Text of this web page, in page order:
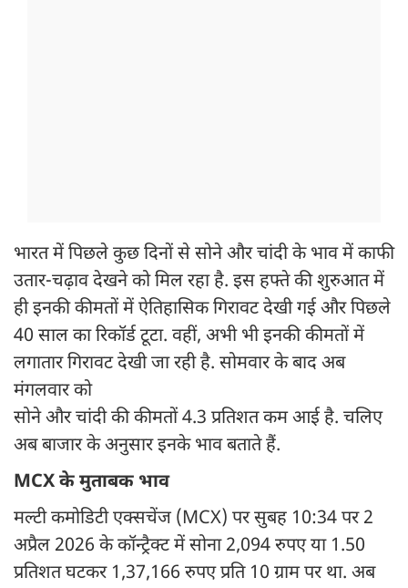
भारत में पिछले कुछ दिनों से सोने और चांदी के भाव में काफी
उतार-चढ़ाव देखने को मिल रहा है. इस हफ्ते की शुरुआत में
ही इनकी कीमतों में ऐतिहासिक गिरावट देखी गई और पिछले
40 साल का रिकॉर्ड टूटा. वहीं, अभी भी इनकी कीमतों में
लगातार गिरावट देखी जा रही है. सोमवार के बाद अब
मंगलवार को
सोने और चांदी की कीमतों 4.3 प्रतिशत कम आई है. चलिए
अब बाजार के अनुसार इनके भाव बताते हैं.
MCX के मुताबक भाव
मल्टी कमोडिटी एक्सचेंज (MCX) पर सुबह 10:34 पर 2
अप्रैल 2026 के कॉन्ट्रैक्ट में सोना 2,094 रुपए या 1.50
प्रतिशत घटकर 1,37,166 रुपए प्रति 10 ग्राम पर था. अब